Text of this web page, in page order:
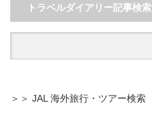
トラベルダイアリー記事検索
＞＞ JAL 海外旅行・ツアー検索